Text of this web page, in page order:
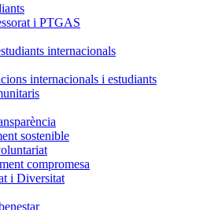
i PTGAS
internacionals
internacionals i estudiants
sostenible
compromesa
i Diversitat